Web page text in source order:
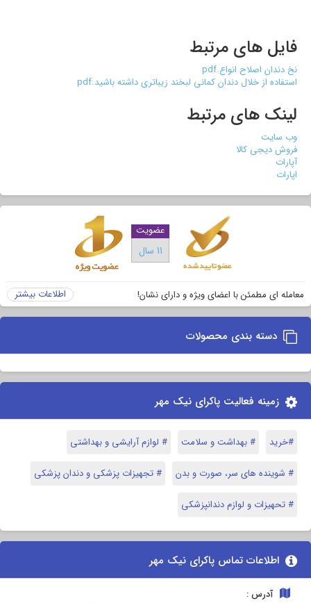
فایل های مرتبط
نخ دندان اصلاح انواع.pdf
استفاده از خلال دندان کمانی لبخند زیباتری داشته باشید.pdf
لینک های مرتبط
وب سایت
فروش دیجی کالا
آپارات
اپارات
عضویت
11 سال
معامله ای مطمئن با اعضای ویژه و دارای نشان! اطلاعات بیشتر
دسته بندی محصولات
زمینه فعالیت پاکرای نیک مهر
#خرید # بهداشت و سلامت # لوازم آرایشی و بهداشتی
# شوینده های سر، صورت و بدن # تجهیزات پزشکی و دندان پزشکی
# تحهیزات و لوازم دندانپزشکی
اطلاعات تماس پاکرای نیک مهر
آدرس :